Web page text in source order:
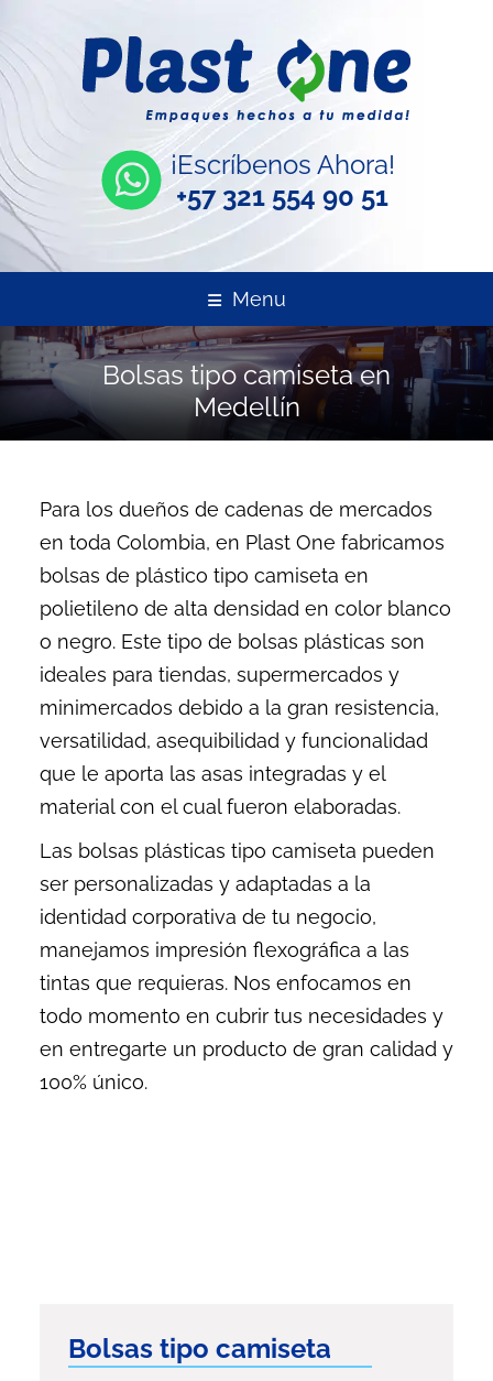
¡Escríbenos Ahora!
+57 321 554 90 51
Menu
Bolsas tipo camiseta en
Medellín
Para los dueños de cadenas de mercados
en toda Colombia, en Plast One fabricamos
bolsas de plástico tipo camiseta en
polietileno de alta densidad en color blanco
o negro. Este tipo de bolsas plásticas son
ideales para tiendas, supermercados y
minimercados debido a la gran resistencia,
versatilidad, asequibilidad y funcionalidad
que le aporta las asas integradas y el
material con el cual fueron elaboradas.
Las bolsas plásticas tipo camiseta pueden
ser personalizadas y adaptadas a la
identidad corporativa de tu negocio,
manejamos impresión flexográfica a las
tintas que requieras. Nos enfocamos en
todo momento en cubrir tus necesidades y
en entregarte un producto de gran calidad y
100% único.
Bolsas tipo camiseta